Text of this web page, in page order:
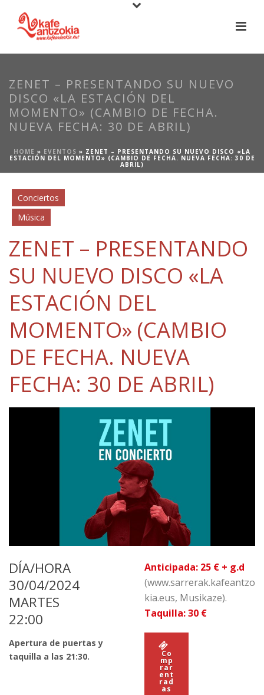
ZENET – PRESENTANDO SU NUEVO
DISCO «LA ESTACIÓN DEL
MOMENTO» (CAMBIO DE FECHA.
NUEVA FECHA: 30 DE ABRIL)
HOME » EVENTOS » ZENET – PRESENTANDO SU NUEVO DISCO «LA
ESTACIÓN DEL MOMENTO» (CAMBIO DE FECHA. NUEVA FECHA: 30 DE
ABRIL)
Conciertos
Música
ZENET – PRESENTANDO
SU NUEVO DISCO «LA
ESTACIÓN DEL
MOMENTO» (CAMBIO
DE FECHA. NUEVA
FECHA: 30 DE ABRIL)
DÍA/HORA
30/04/2024
MARTES
22:00
Apertura de puertas y
taquilla a las 21:30.
Anticipada: 25 € + g.d
(www.sarrerak.kafeantzo
kia.eus, Musikaze).
Taquilla:30 €
Co
mp
rar
ent
rad
as